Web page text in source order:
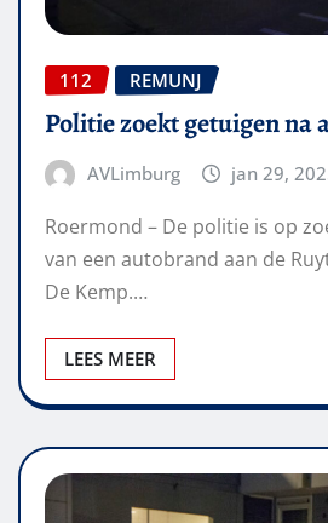
112 REMUNJ
Politie zoekt getuigen na
AVLimburg jan 29,
Roermond – De politie is op
van een autobrand aan de
De Kemp.…
LEES MEER